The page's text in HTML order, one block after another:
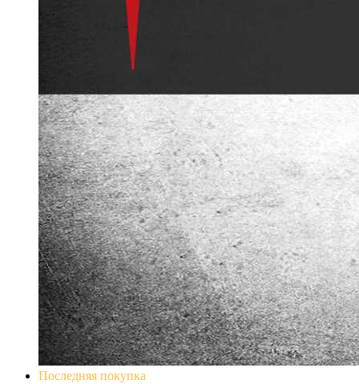
Последняя покупка